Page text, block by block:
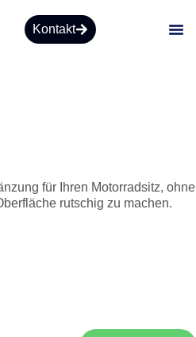
Kontakt
für Ihren Motorradsitz, ohne
rutschig zu machen.